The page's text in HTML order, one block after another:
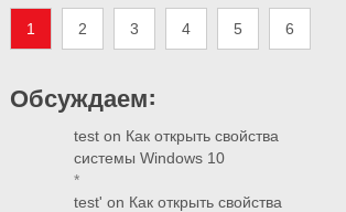
1 2 3 4 5 6
Обсуждаем:
test on Как открыть свойства
системы Windows 10
*
test' on Как открыть свойства